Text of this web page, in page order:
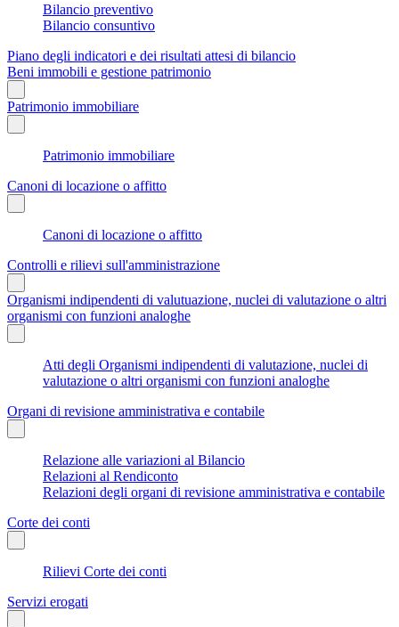
Bilancio preventivo
Bilancio consuntivo
Piano degli indicatori e dei risultati attesi di bilancio
Beni immobili e gestione patrimonio
Patrimonio immobiliare
Patrimonio immobiliare
Canoni di locazione o affitto
Canoni di locazione o affitto
Controlli e rilievi sull'amministrazione
Organismi indipendenti di valutuazione, nuclei di valutazione o altri
organismi con funzioni analoghe
Atti degli Organismi indipendenti di valutazione, nuclei di
valutazione o altri organismi con funzioni analoghe
Organi di revisione amministrativa e contabile
Relazione alle variazioni al Bilancio
Relazioni al Rendiconto
Relazioni degli organi di revisione amministrativa e contabile
Corte dei conti
Rilievi Corte dei conti
Servizi erogati